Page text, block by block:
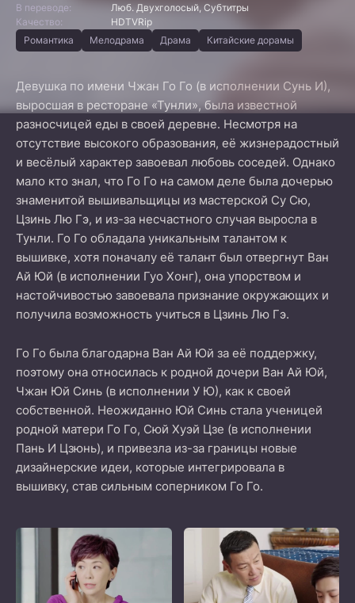
В переводе:
Люб. Двухголосый, Субтитры
Качество:
HDTVRip
Романтика
Мелодрама Драма Китайские дорамы
Девушка по имени Чжан Го Го (в исполнении Сунь И),
выросшая в ресторане «Тунли», была известной
разносчицей еды в своей деревне. Несмотря на
отсутствие высокого образования, её жизнерадостный
и весёлый характер завоевал любовь соседей. Однако
мало кто знал, что Го Го на самом деле была дочерью
знаменитой вышивальщицы из мастерской Су Сю,
Цзинь Лю Гэ, и из-за несчастного случая выросла в
Тунли. Го Го обладала уникальным талантом к
вышивке, хотя поначалу её талант был отвергнут Ван
Ай Юй (в исполнении Гуо Хонг), она упорством и
настойчивостью завоевала признание окружающих и
получила возможность учиться в Цзинь Лю Гэ.
Го Го была благодарна Ван Ай Юй за её поддержку,
поэтому она относилась к родной дочери Ван Ай Юй,
Чжан Юй Синь (в исполнении У Ю), как к своей
собственной. Неожиданно Юй Синь стала ученицей
родной матери Го Го, Сюй Хуэй Цзе (в исполнении
Пань И Цзюнь), и привезла из-за границы новые
дизайнерские идеи, которые интегрировала в
вышивку, став сильным соперником Го Го.